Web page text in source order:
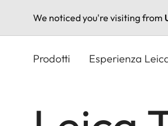
We noticed you're visiting from
Prodotti Esperienza